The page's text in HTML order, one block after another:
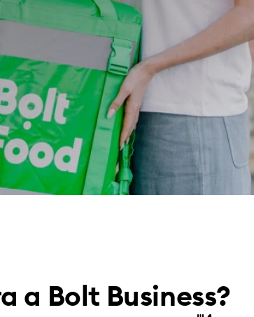
a Bolt Business?